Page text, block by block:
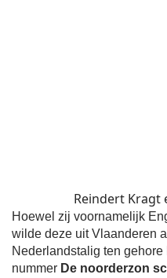
Reindert Kragt
Hoewel zij voornamelijk
wilde deze uit Vlaanderen
Nederlandstalig ten
nummer De noorderzon